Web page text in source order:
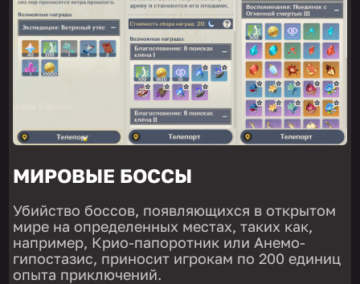
МИРОВЫЕ БОССЫ
Убийство боссов, появляющихся в открытом
мире на определенных местах, таких как,
например, Крио-папоротник или Анемо-
гипостазис, приносит игрокам по 200 единиц
опыта приключений.